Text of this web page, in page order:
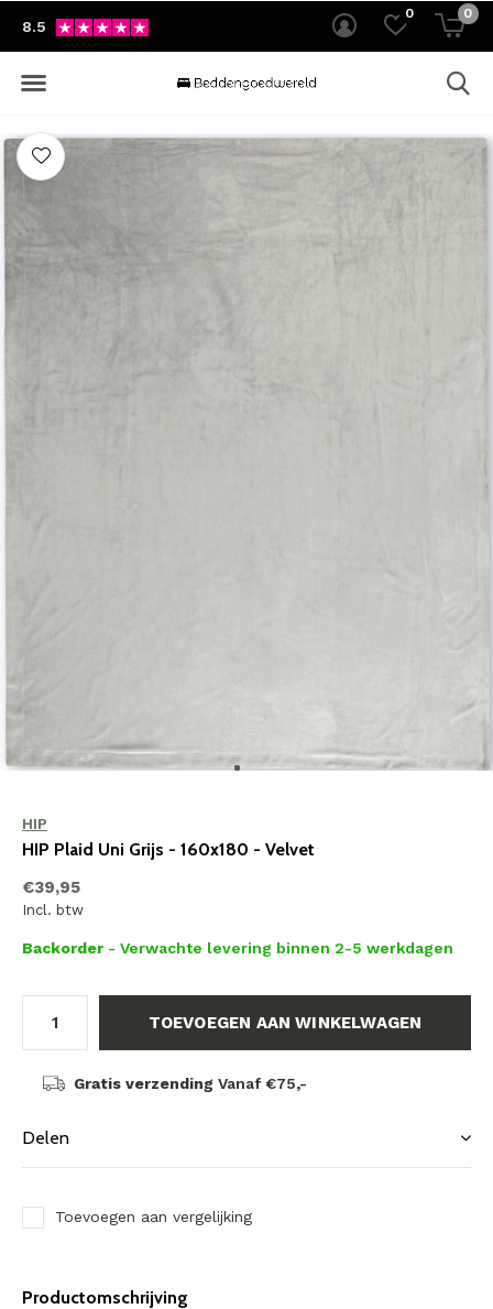
0 0
8.5
HIP
HIP Plaid Uni Grijs - 160x180 - Velvet
€39,95
Incl. btw
Backorder - Verwachte levering binnen 2-5 werkdagen
TOEVOEGEN AAN WINKELWAGEN
Gratis verzending Vanaf €75,-
Delen
Toevoegen aan vergelijking
Productomschrijving